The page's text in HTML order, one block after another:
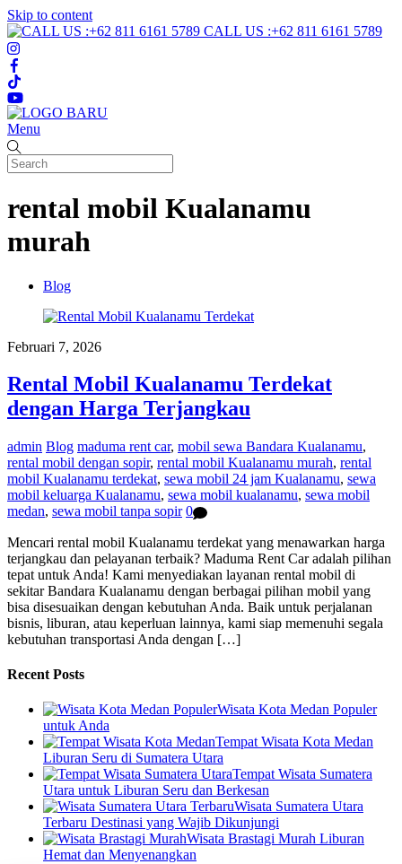
Skip to content
CALL US :+62 811 6161 5789
Menu
rental mobil Kualanamu
murah
Blog
Februari 7, 2026
Rental Mobil Kualanamu Terdekat
dengan Harga Terjangkau
admin Blog maduma rent car, mobil sewa Bandara Kualanamu,
rental mobil dengan sopir, rental mobil Kualanamu murah, rental
mobil Kualanamu terdekat, sewa mobil 24 jam Kualanamu, sewa
mobil keluarga Kualanamu, sewa mobil kualanamu, sewa mobil
medan, sewa mobil tanpa sopir 0
Mencari rental mobil Kualanamu terdekat yang menawarkan harga
terjangkau dan pelayanan terbaik? Maduma Rent Car adalah pilihan
tepat untuk Anda! Kami menyediakan layanan rental mobil di
sekitar Bandara Kualanamu dengan berbagai pilihan mobil yang
bisa disesuaikan dengan kebutuhan Anda. Baik untuk perjalanan
bisnis, liburan, atau keperluan lainnya, kami siap memenuhi segala
kebutuhan transportasi Anda dengan […]
Recent Posts
Wisata Kota Medan Populer
untuk Anda
Tempat Wisata Kota Medan
Liburan Seru di Sumatera Utara
Tempat Wisata Sumatera
Utara untuk Liburan Seru dan Berkesan
Wisata Sumatera Utara
Terbaru Destinasi yang Wajib Dikunjungi
Wisata Brastagi Murah Liburan
Hemat dan Menyenangkan